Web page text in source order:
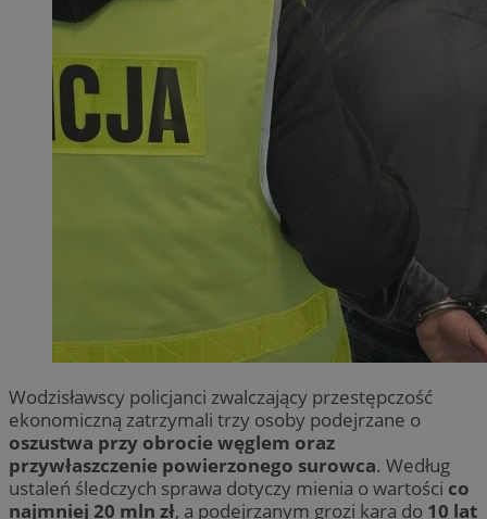
Wodzisławscy policjanci zwalczający przestępczość
ekonomiczną zatrzymali trzy osoby podejrzane o
oszustwa przy obrocie węglem oraz
przywłaszczenie powierzonego surowca. Według
ustaleń śledczych sprawa dotyczy mienia o wartości co
najmniej 20 mln zł, a podejrzanym grozi kara do 10 lat